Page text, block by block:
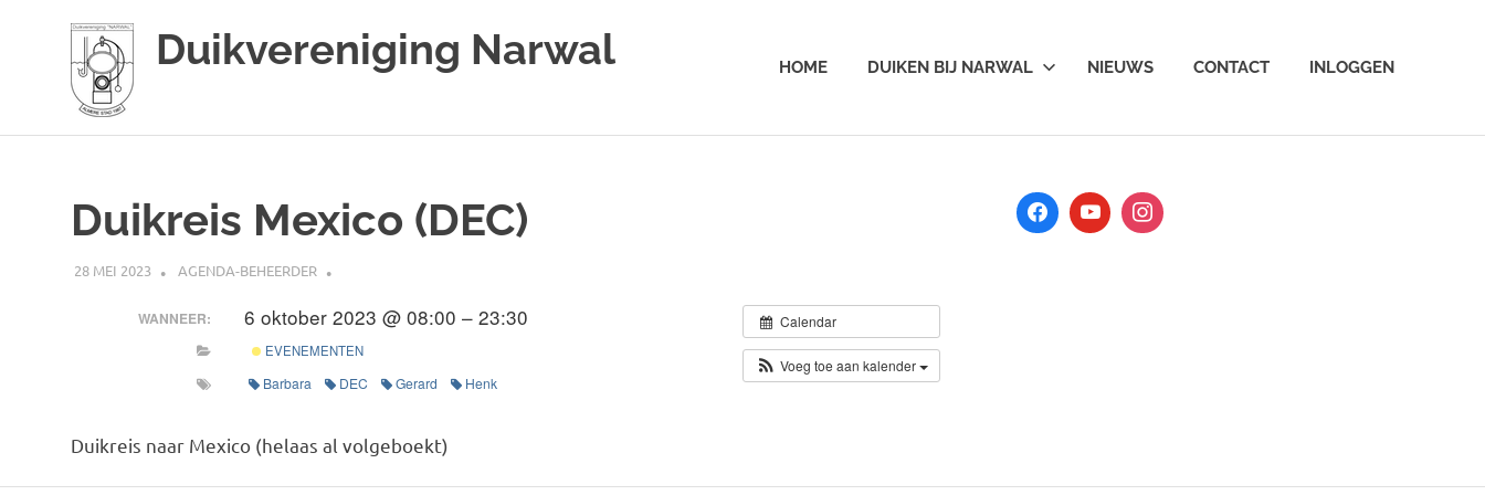
Duikvereniging Narwal HOME DUIKEN BIJ NARWAL NIEUWS CONTACT INLOGGEN
Duikreis Mexico (DEC)
28 MEI 2023 AGENDA-BEHEERDER
Calendar
Voeg toe aan kalender
WANNEER: 6 oktober 2023 @ 08:00 – 23:30
EVENEMENTEN
Barbara DEC Gerard Henk
Duikreis naar Mexico (helaas al volgeboekt)